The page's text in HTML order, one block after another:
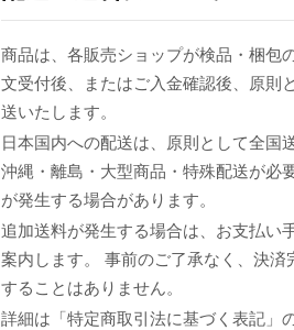
商品は、各販売ショップが検品・梱包
文受付後、またはご入金確認後、原則
送いたします。
日本国内への配送は、原則として全国
沖縄・離島・大型商品・特殊配送が必
が発生する場合があります。
追加送料が発生する場合は、お支払い
案内します。 事前のご了承なく、決済
することはありません。
詳細は「特定商取引法に基づく表記」